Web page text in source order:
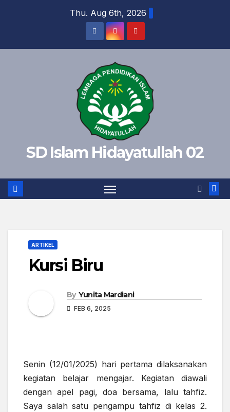
Thu. Aug 6th, 2026
SD Islam Hidayatullah 02
ARTIKEL
Kursi Biru
By Yunita Mardiani
FEB 6, 2025
Senin (12/01/2025) hari pertama dilaksanakan
kegiatan belajar mengajar. Kegiatan diawali
dengan apel pagi, doa bersama, lalu tahfiz.
Saya salah satu pengampu tahfiz di kelas 2.